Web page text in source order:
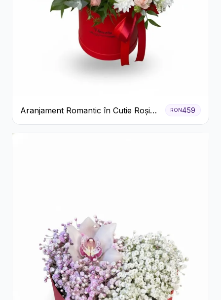
Aranjament Romantic în Cutie Roșie
cu Trandafiri și Crizanteme
RON459